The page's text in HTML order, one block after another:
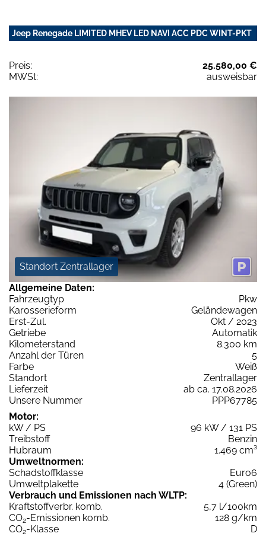
Jeep Renegade LIMITED MHEV LED NAVI ACC PDC WINT-PKT
Preis:
25.580,00 €
MWSt:
ausweisbar
Standort Zentrallager
Allgemeine Daten:
Fahrzeugtyp
Pkw
Karosserieform
Geländewagen
Erst-Zul.
Okt / 2023
Getriebe
Automatik
Kilometerstand
8.300 km
Anzahl der Türen
5
Farbe
Weiß
Standort
Zentrallager
Lieferzeit
ab ca. 17.08.2026
Unsere Nummer
PPP67785
Motor:
kW / PS
96 kW / 131 PS
Treibstoff
Benzin
Hubraum
1.469 cm³
Umweltnormen:
Schadstoffklasse
Euro6
Umweltplakette
4 (Green)
Verbrauch und Emissionen nach WLTP:
Kraftstoffverbr. komb.
5,7 l/100km
CO2-Emissionen komb.
128 g/km
CO2-Klasse D